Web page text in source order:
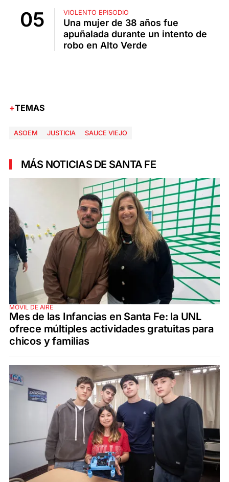
VIOLENTO EPISODIO
Una mujer de 38 años fue
apuñalada durante un intento de
robo en Alto Verde
TEMAS
ASOEM JUSTICIA SAUCE VIEJO
MÁS NOTICIAS DE SANTA FE
MÓVIL DE AIRE
Mes de las Infancias en Santa Fe: la UNL
ofrece múltiples actividades gratuitas para
chicos y familias